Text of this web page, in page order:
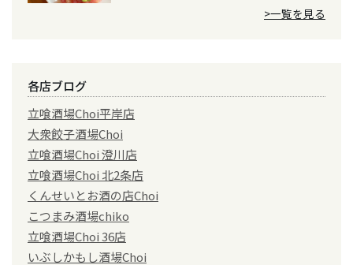
>一覧を見る
各店ブログ
立喰酒場Choi平岸店
大衆餃子酒場Choi
立喰酒場Choi 澄川店
立喰酒場Choi 北2条店
くんせいとお酒の店Choi
こつまみ酒場chiko
立喰酒場Choi 36店
いぶしかもし酒場Choi